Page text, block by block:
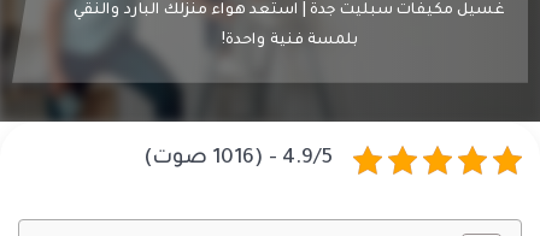
غسيل مكيفات سبليت جدة | استعد هواء منزلك البارد والنقي
بلمسة فنية واحدة!
4.9/5 - (1016 صوت)